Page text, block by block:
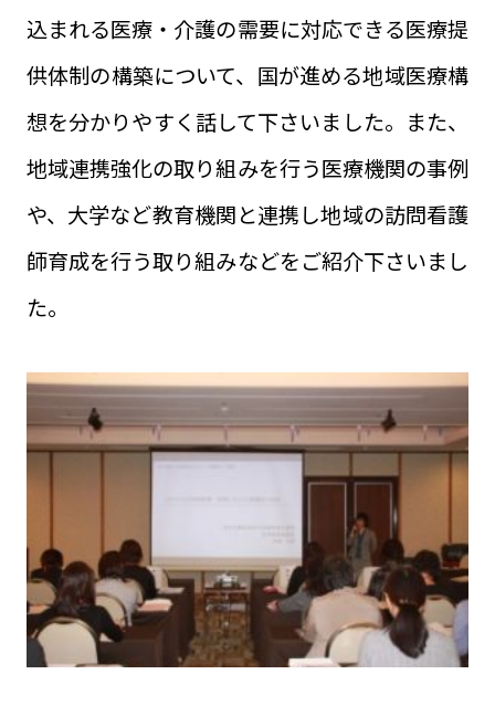
込まれる医療・介護の需要に対応できる医療提
供体制の構築について、国が進める地域医療構
想を分かりやすく話して下さいました。また、
地域連携強化の取り組みを行う医療機関の事例
や、大学など教育機関と連携し地域の訪問看護
師育成を行う取り組みなどをご紹介下さいまし
た。